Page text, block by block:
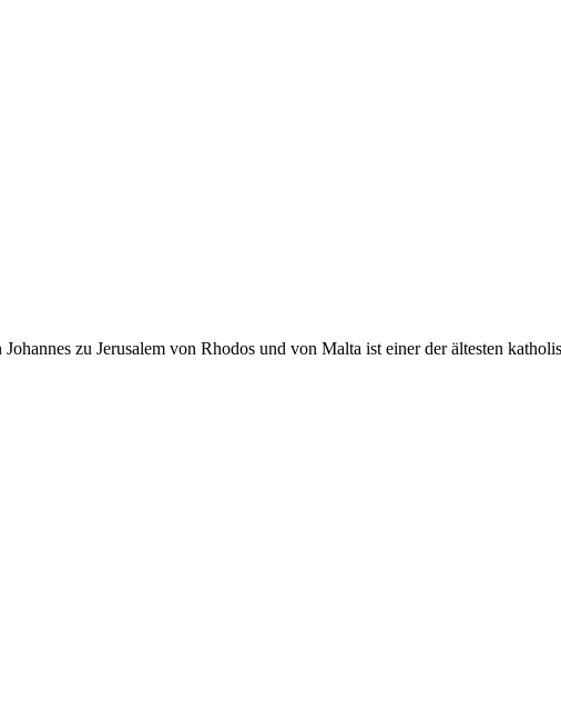
zu Jerusalem von Rhodos und von Malta ist einer der ältesten